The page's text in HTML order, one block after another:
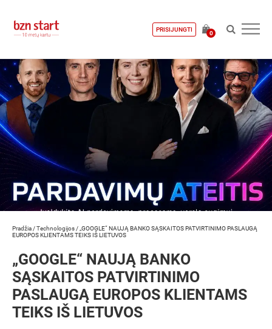
PRISIJUNGTI
0
Pradžia /Technologijos / „GOOGLE“ NAUJĄ BANKO SĄSKAITOS PATVIRTINIMO PASLAUGĄ
EUROPOS KLIENTAMS TEIKS IŠ LIETUVOS
„GOOGLE“ NAUJĄ BANKO
SĄSKAITOS PATVIRTINIMO
PASLAUGĄ EUROPOS KLIENTAMS
TEIKS IŠ LIETUVOS